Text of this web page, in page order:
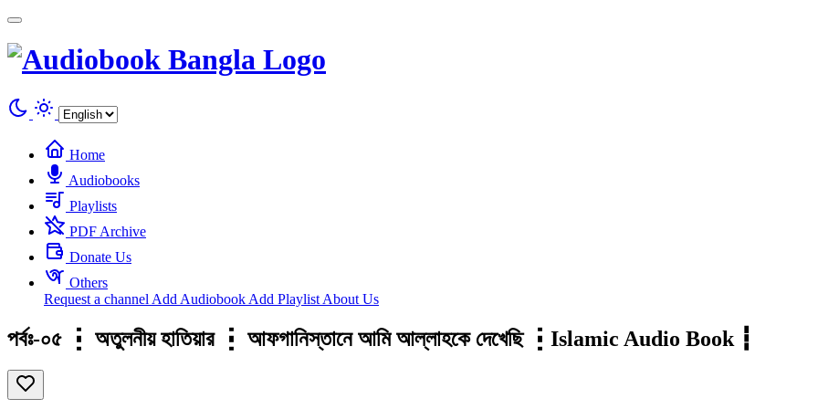
Home
Audiobooks
Playlists
PDF Archive
Donate Us
Others
Request a channel Add Audiobook Add Playlist About Us
পর্বঃ-০৫ ┇ অতুলনীয় হাতিয়ার ┇ আফগানিস্তানে আমি আল্লাহকে দেখেছি ┇Islamic Audio Book ┇